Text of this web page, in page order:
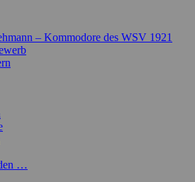
– Kommodore des WSV 1921
…